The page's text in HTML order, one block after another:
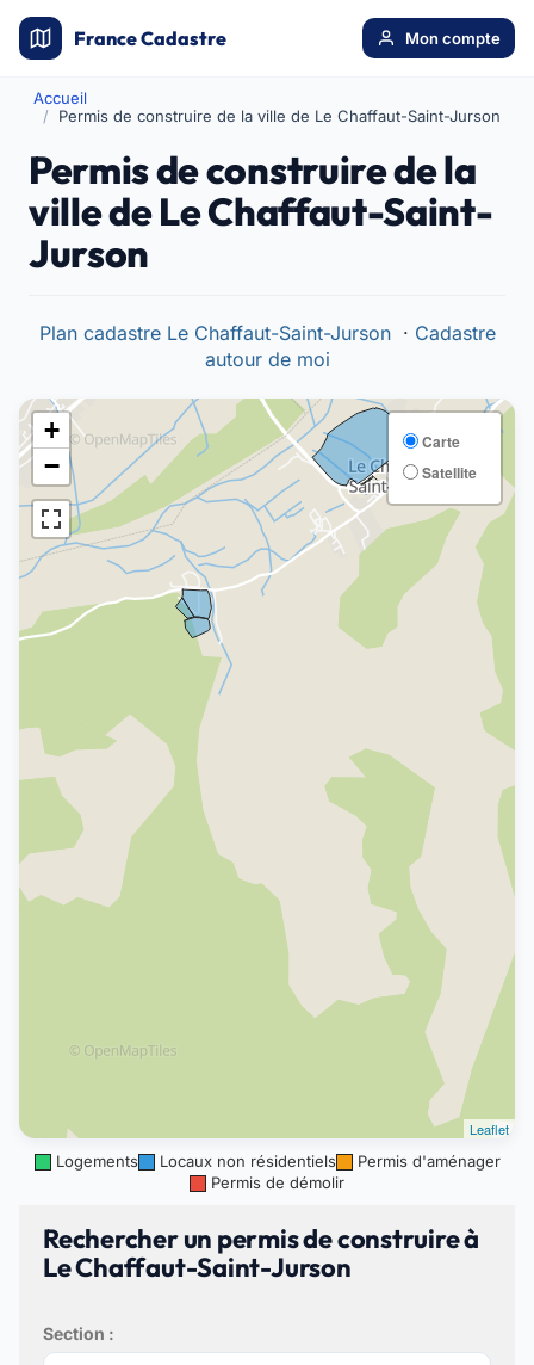
France Cadastre Mon compte
Accueil
Permis de construire de la ville de Le Chaffaut-Saint-Jurson
Permis de construire de la
ville de Le Chaffaut-Saint-
Jurson
Plan cadastre Le Chaffaut-Saint-Jurson· Cadastre
autour de moi
+
−
Carte
Satellite
Leaflet
Logements
Locaux non résidentiels
Permis d'aménager
Permis de démolir
Rechercher un permis de construire à
Le Chaffaut-Saint-Jurson
Section :